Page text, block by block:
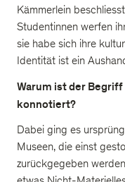
Kämmerlein
Studentinnen werfen
sie habe sich ihre
Identität ist ein
Warum ist der
konnotiert?
Dabei ging es
Museen, die einst
zurückgegeben